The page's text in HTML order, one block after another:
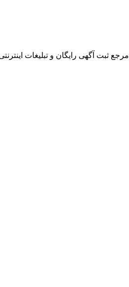
مرجع ثبت آگهی رایگان و تبلیغات